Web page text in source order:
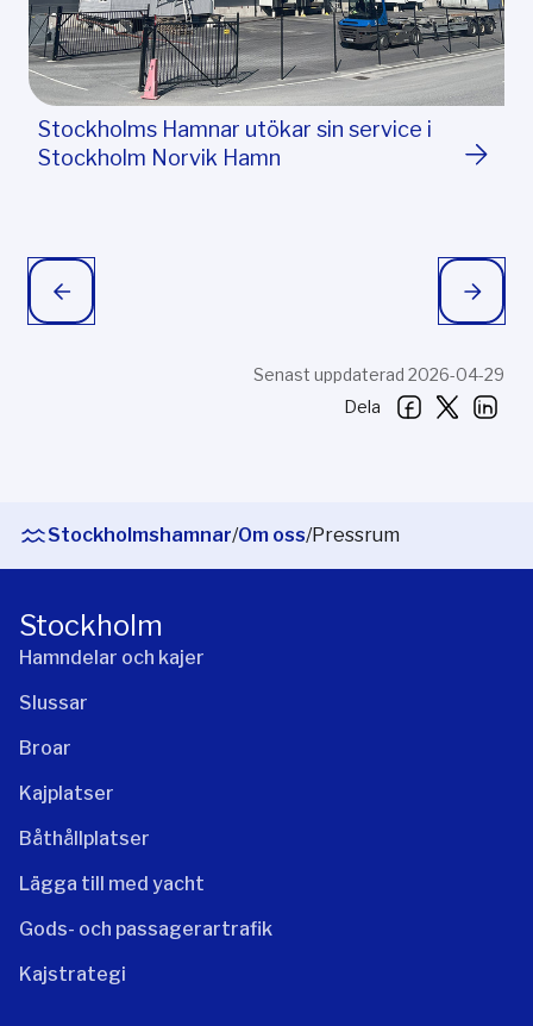
Stockholms Hamnar utökar sin service i
Stockholm Norvik Hamn
Senast uppdaterad 2026-04-29
Dela
Stockholmshamnar/Om oss/Pressrum
Stockholm
Hamndelar och kajer
Slussar
Broar
Kajplatser
Båthållplatser
Lägga till med yacht
Gods- och passagerartrafik
Kajstrategi